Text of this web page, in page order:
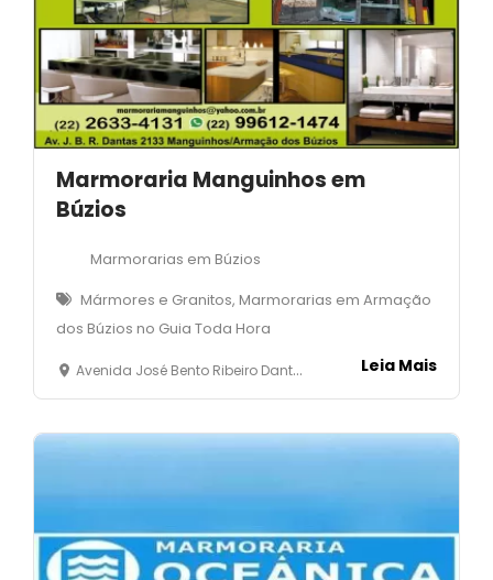
Marmoraria Manguinhos em
Búzios
Marmorarias em Búzios
Mármores e Granitos, Marmorarias em Armação
dos Búzios no Guia Toda Hora
Avenida José Bento Ribeiro Dantas, 2.133 - Manguinhos - Armação dos Búzios Leia Mais